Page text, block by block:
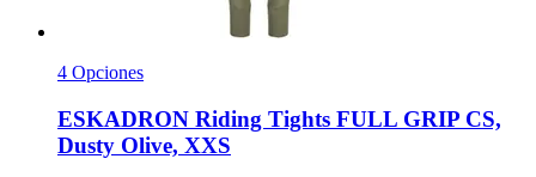
4 Opciones
ESKADRON Riding Tights FULL GRIP CS,
Dusty Olive, XXS